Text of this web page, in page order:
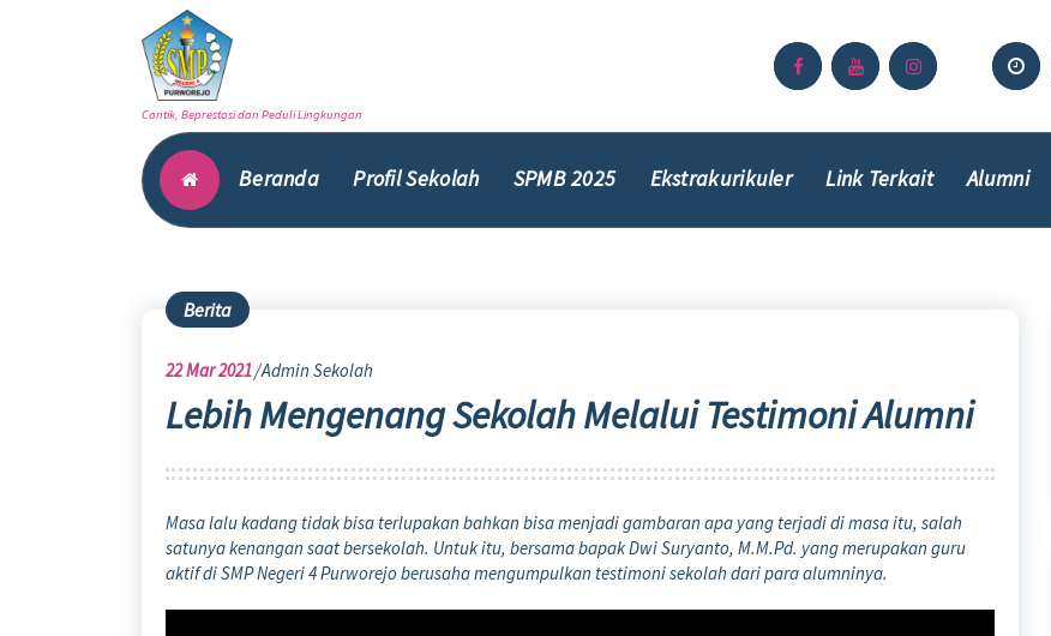
Cantik, Beprestasi dan Peduli Lingkungan
Beranda Profil Sekolah SPMB 2025 Ekstrakurikuler Link Terkait Alumni
Berita
22Mar 2021 Admin Sekolah
Lebih Mengenang Sekolah Melalui Testimoni Alumni
Masa lalu kadang tidak bisa terlupakan bahkan bisa menjadi gambaran apa yang terjadi di masa itu, salah
satunya kenangan saat bersekolah. Untuk itu, bersama bapak Dwi Suryanto, M.M.Pd. yang merupakan guru
aktif di SMP Negeri 4 Purworejo berusaha mengumpulkan testimoni sekolah dari para alumninya.